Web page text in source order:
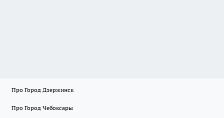
Про Город Дзержинск
Про Город Чебоксары